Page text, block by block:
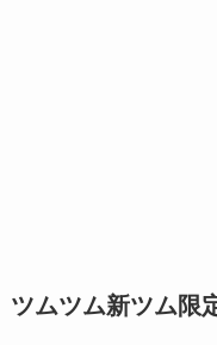
ツムツム新ツム限